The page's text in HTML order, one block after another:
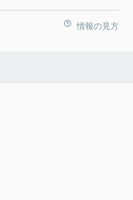
情報の見方